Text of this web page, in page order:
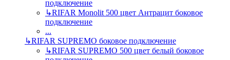
подключение
↳RIFAR Monolit 500 цвет Антрацит боковое
подключение
...
↳RIFAR SUPREMO боковое подключение
↳RIFAR SUPREMO 500 цвет белый боковое